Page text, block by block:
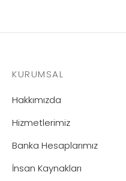
KURUMSAL
Hakkımızda
Hizmetlerimiz
Banka Hesaplarımız
İnsan Kaynakları